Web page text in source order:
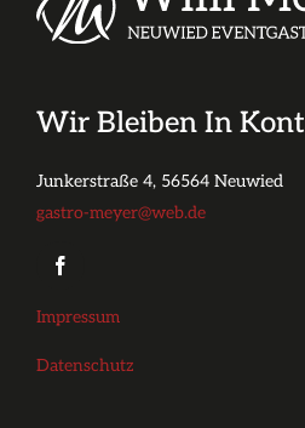
Wir Bleiben In
Junkerstraße 4, 56564 Neuwied
gastro-meyer@web.de
Impressum
Datenschutz